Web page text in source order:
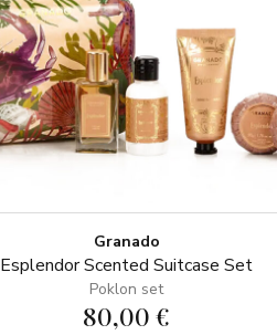
Granado
Esplendor Scented Suitcase Set
Poklon set
80,00 €